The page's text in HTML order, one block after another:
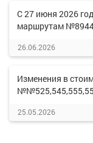
С 27 июня 2026
маршрутам
26.06.2026
Изменения в
25.05.2026